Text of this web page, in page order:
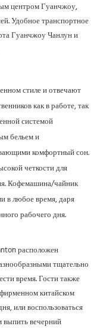
центром Гуанчжоу,
Удобное транспортное
Гуанчжоу Чанлун и
стиле и отвечают
как в работе, так
системой
бельем и
комфортный сон.
четкости для
Кофемашина/чайник
в любое время, даря
рабочего дня.
расположен
тщательно
время. Гости также
китайском
или воспользоваться
выпить вечерний